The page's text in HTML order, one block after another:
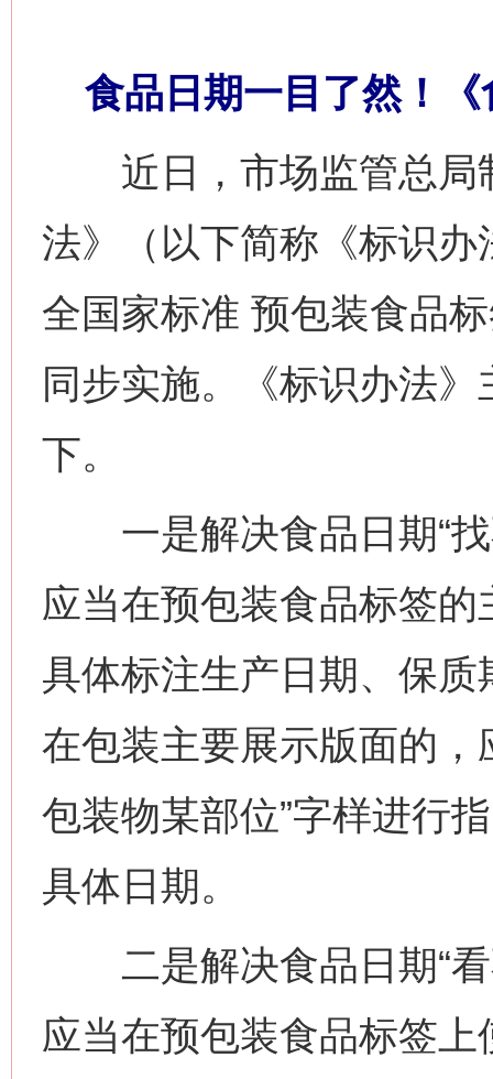
食品日期一目了然！
近日，市场监管总局
法》（以下简称《标识
全国家标准 预包装食品
同步实施。《标识办法
下。
一是解决食品日期“找
应当在预包装食品标签
具体标注生产日期、保
在包装主要展示版面的，
包装物某部位”字样进行
具体日期。
二是解决食品日期“看
应当在预包装食品标签